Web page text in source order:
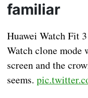
familiar
Huawei Watch Fit
Watch clone mode
screen and the
seems.